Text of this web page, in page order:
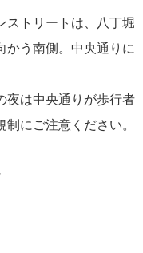
ストリートは、八丁堀
かう南側。中央通りに
夜は中央通りが歩行者
にご注意ください。